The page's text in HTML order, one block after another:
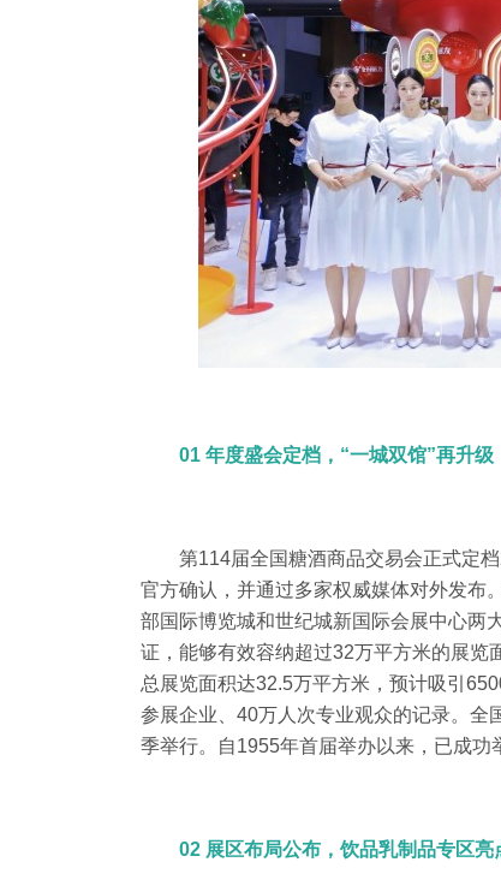
01 年度盛会定档，“一城双馆”再升级
第114届全国糖酒商品交易会正式定
官方确认，并通过多家权威媒体对外发布。
部国际博览城和世纪城新国际会展中心两
证，能够有效容纳超过32万平方米的展览
总展览面积达32.5万平方米，预计吸引
参展企业、 40万人次专业观众的记录。 全
季举行。自1955年首届举办以来，已成功
02 展区布局公布，饮品乳制品专区亮